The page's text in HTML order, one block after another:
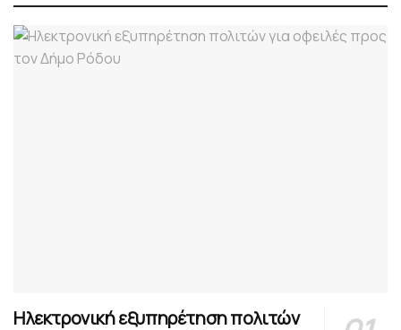
Ηλεκτρονική εξυπηρέτηση πολιτών